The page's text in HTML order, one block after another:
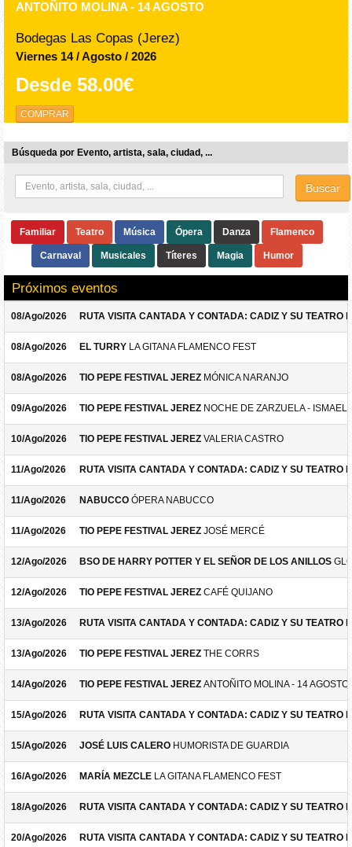
ANTOÑITO MOLINA - 14 AGOSTO
Bodegas Las Copas (Jerez)
Viernes 14 / Agosto / 2026
Desde 58.00€
COMPRAR
Búsqueda por Evento, artista, sala, ciudad, ...
Buscar
Familiar Teatro Música Ópera Danza Flamenco
Carnaval Musicales Títeres Magia Humor
Próximos eventos
08/Ago/2026 RUTA VISITA CANTADA Y CONTADA: CADIZ Y SU TEATRO
08/Ago/2026 EL TURRY LA GITANA FLAMENCO FEST
08/Ago/2026 TIO PEPE FESTIVAL JEREZ MÓNICA NARANJO
09/Ago/2026 TIO PEPE FESTIVAL JEREZ NOCHE DE ZARZUELA -
10/Ago/2026 TIO PEPE FESTIVAL JEREZ VALERIA CASTRO
11/Ago/2026 RUTA VISITA CANTADA Y CONTADA: CADIZ Y SU TEATRO
11/Ago/2026 NABUCCO ÓPERA NABUCCO
11/Ago/2026 TIO PEPE FESTIVAL JEREZ JOSÉ MERCÉ
12/Ago/2026 BSO DE HARRY POTTER Y EL SEÑOR DE LOS ANILLOS
12/Ago/2026 TIO PEPE FESTIVAL JEREZ CAFÉ QUIJANO
13/Ago/2026 RUTA VISITA CANTADA Y CONTADA: CADIZ Y SU TEATRO
13/Ago/2026 TIO PEPE FESTIVAL JEREZ THE CORRS
14/Ago/2026 TIO PEPE FESTIVAL JEREZ ANTOÑITO MOLINA - 14 AGOSTO
15/Ago/2026 RUTA VISITA CANTADA Y CONTADA: CADIZ Y SU TEATRO
15/Ago/2026 JOSÉ LUIS CALERO HUMORISTA DE GUARDIA
16/Ago/2026 MARÍA MEZCLE LA GITANA FLAMENCO FEST
18/Ago/2026 RUTA VISITA CANTADA Y CONTADA: CADIZ Y SU TEATRO
20/Ago/2026 RUTA VISITA CANTADA Y CONTADA: CADIZ Y SU TEATRO